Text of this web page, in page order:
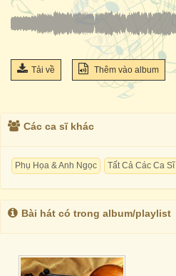
Tải về Thêm vào album
Các ca sĩ khác
Phụ Họa & Anh Ngọc Tất Cả Các Ca Sĩ
Bài hát có trong album/playlist